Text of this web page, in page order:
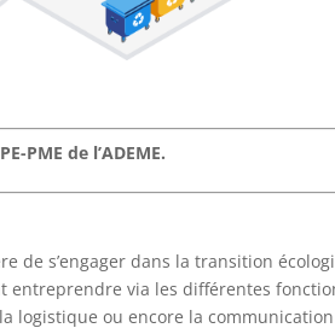
PME de l’ADEME.
de s’engager dans la transition
entreprendre via les différentes
logistique ou encore la